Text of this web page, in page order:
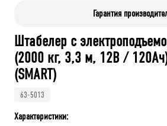
Гарантия
Штабелер с
(2000 кг, 3,3 м, 12В / 120Ач)
(SMART)
63-5013
Характеристики: